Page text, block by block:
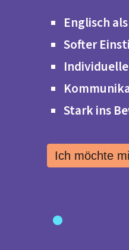
Englisch
Softer
Stark ins
Ich möchte
•